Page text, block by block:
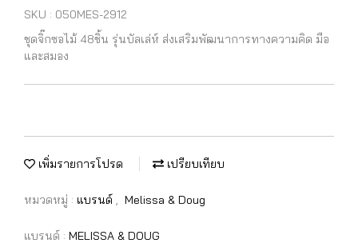
SKU : 050MES-2912
ชุดจิ๊กซอไม้ 48ชิ้น รุ่นบัลเล่ห์ ส่งเสริมพัฒนาการทางความคิด มือ
และสมอง
เพิ่มรายการโปรด เปรียบเทียบ
หมวดหมู่ : แบรนด์ , Melissa & Doug
แบรนด์ : MELISSA & DOUG